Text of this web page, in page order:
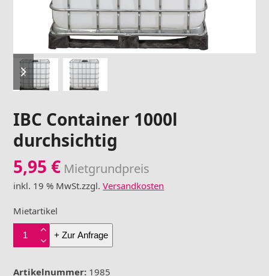
previous
slide
next
slide
IBC Container 1000l
durchsichtig
5,95€ Mietgrundpreis
inkl. 19 % MwSt.zzgl.Versandkosten
Mietartikel
IBC
Container
durchsichtig
+ Zur Anfrage
Artikelnummer: 1985